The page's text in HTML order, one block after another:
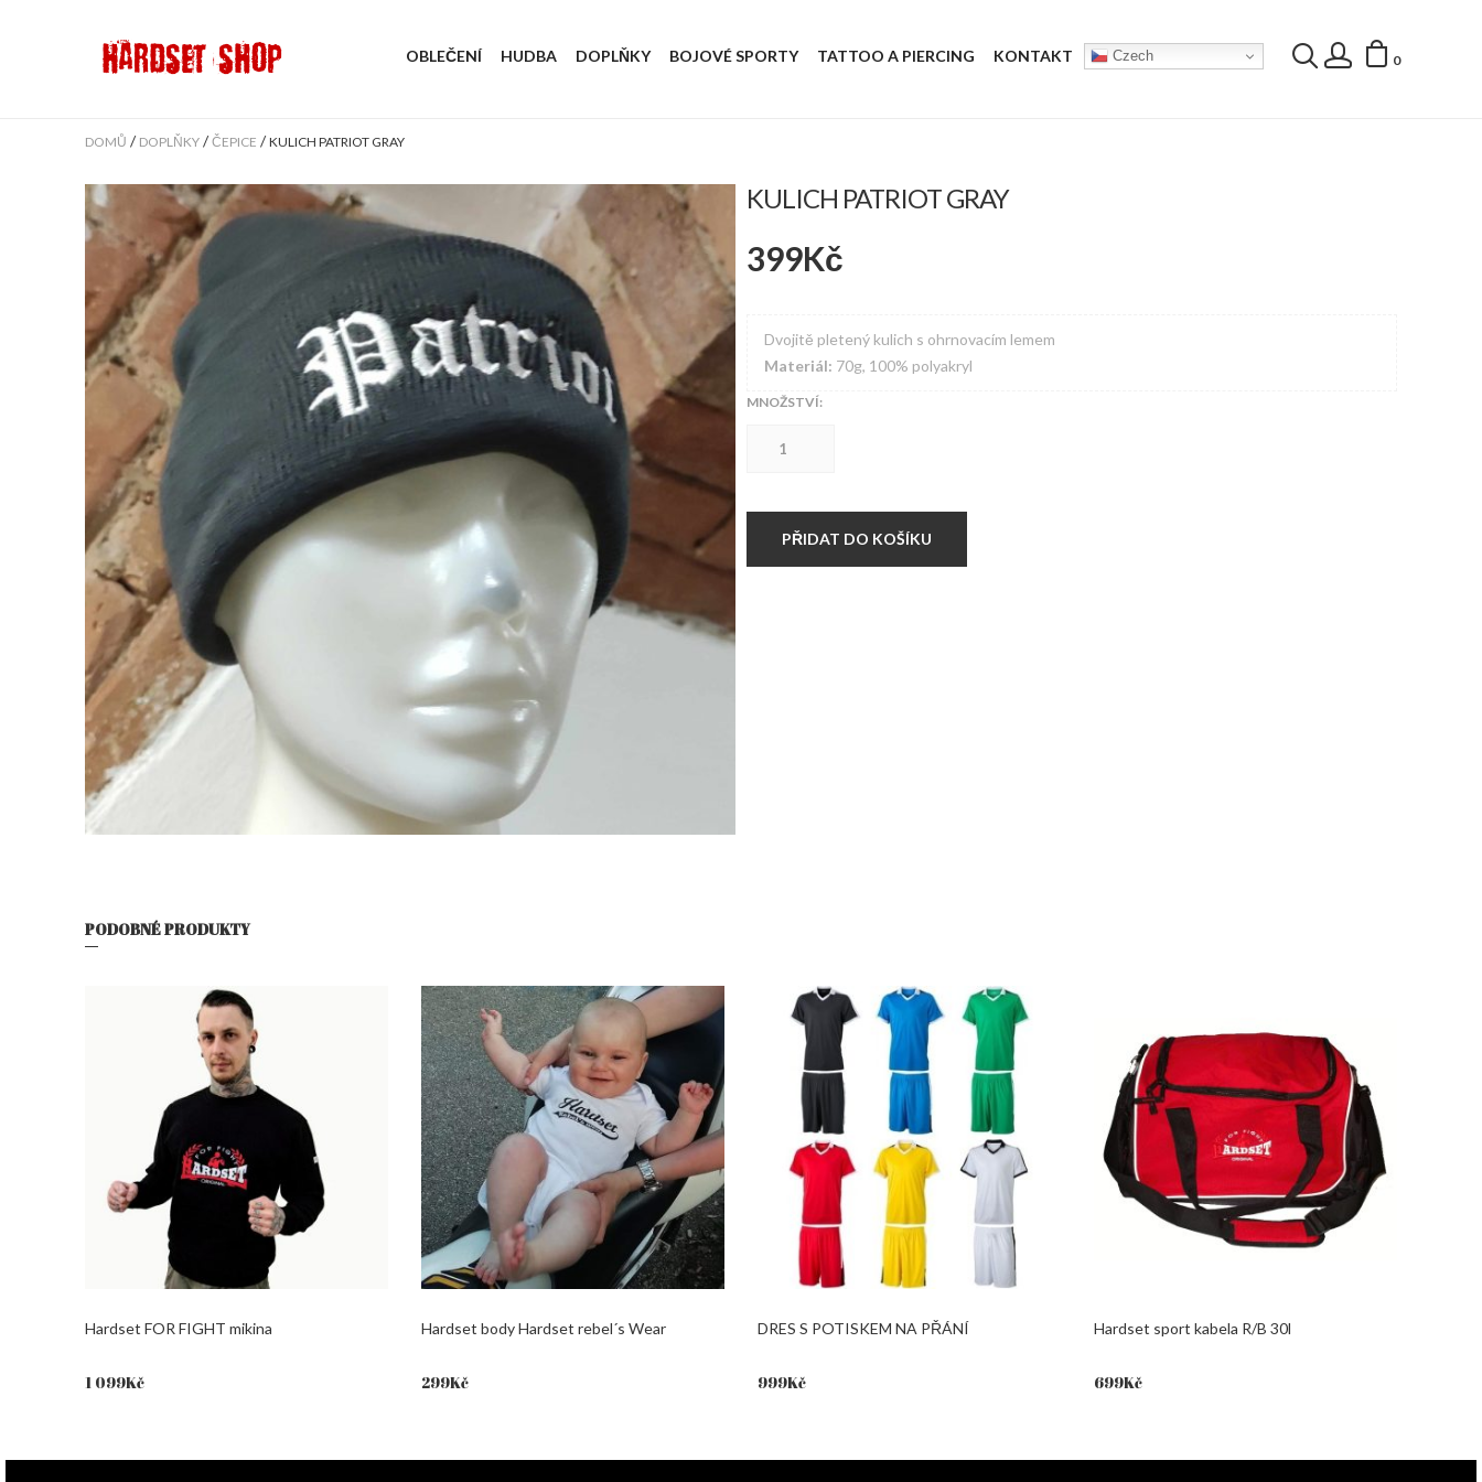
OBLEČENÍ HUDBA DOPLŇKY BOJOVÉ SPORTY TATTOO A PIERCING KONTAKT Czech 0
DOMŮ / DOPLŇKY /ČEPICE /KULICH PATRIOT GRAY
KULICH PATRIOT GRAY
399Kč
Dvojitě pletený kulich s ohrnovacím lemem
Materiál: 70g, 100% polyakryl
MNOŽSTVÍ:
PATRIOT
PŘIDAT DO KOŠÍKU
PODOBNÉ PRODUKTY
Hardset FOR FIGHT mikina
1 099Kč
Hardset body Hardset rebel´s Wear
299Kč
DRES S POTISKEM NA PŘÁNÍ
999Kč
Hardset sport kabela R/B 30l
699Kč